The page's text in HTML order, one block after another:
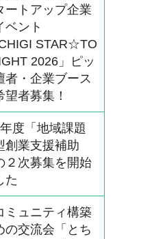
トアップ企業
ベント
STAR☆TO
2026」ピッ
者・企業ブース
望者募集！
度「地域課題
創業支援補助
２次募集を開始
た
ミュニティ構築
の交流会「とち